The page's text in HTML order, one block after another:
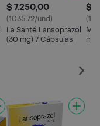
$ 7.250,00
(1035.72/und)
La Santé Lansoprazol
(30 mg) 7 Cápsulas
$
Mk